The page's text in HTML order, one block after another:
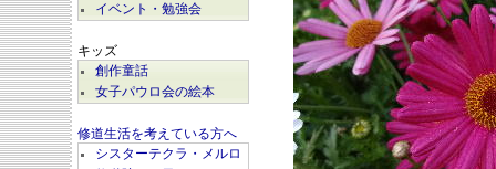
イベント・勉強会
キッズ
創作童話
女子パウロ会の絵本
修道生活を考えている方へ
シスターテクラ・メルロ